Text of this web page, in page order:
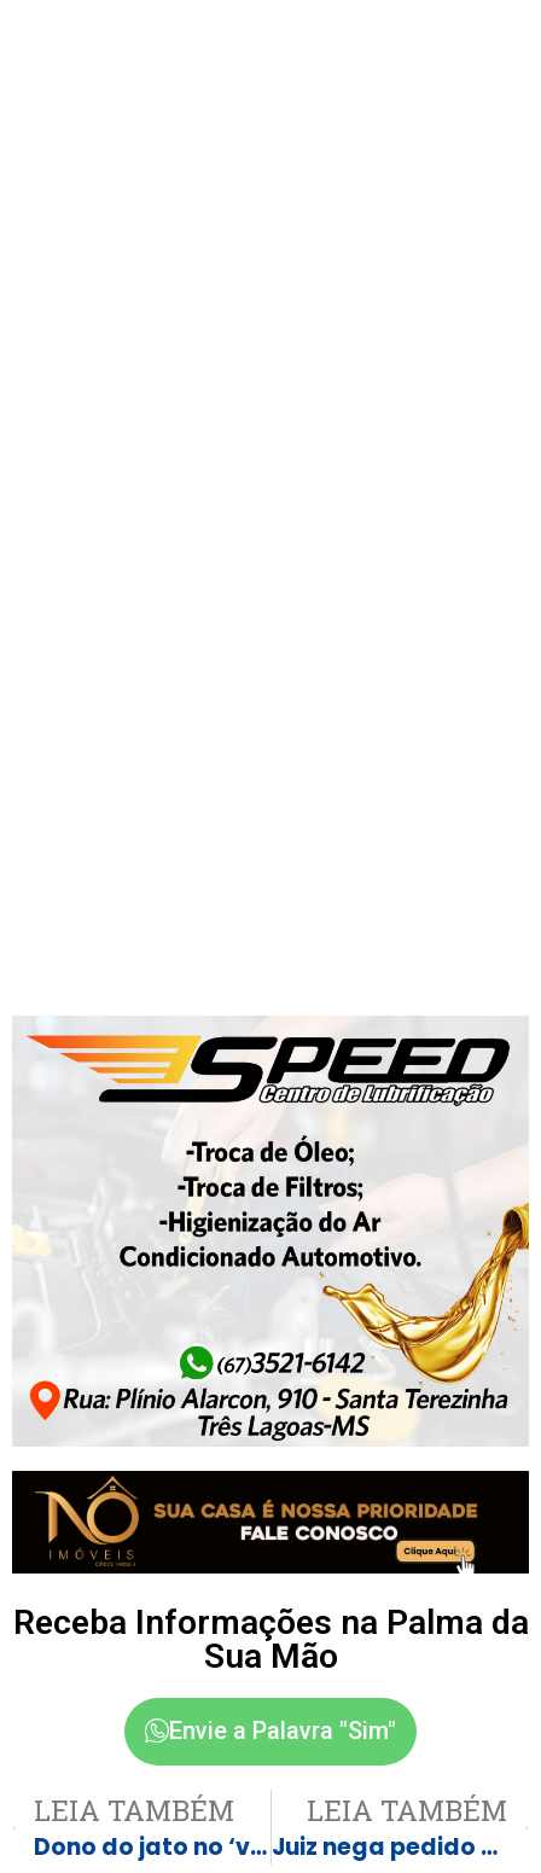
Receba Informações na Palma da
Sua Mão
Envie a Palavra "Sim"
LEIA TAMBÉM
Dono do jato no ‘voo da mala’ de Hugo Motta foi alvo de CPI
LEIA TAMBÉM
Juiz nega pedido para excluir post de Nikolas sobre Janja e Lula